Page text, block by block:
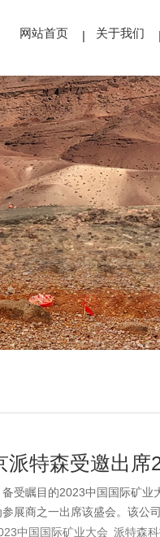
网站首页 关于我们
派特森受邀出席
受瞩目的2023中国国际矿业
展商之一出席该盛会。该公
中国国际矿业大会 派特森